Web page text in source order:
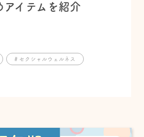
アイテムを紹介
# セクシャルウェルネス